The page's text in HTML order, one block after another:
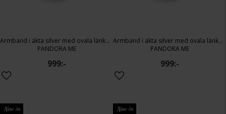
Armband i äkta silver med ovala länkar 17,5 cm
PANDORA ME
999:-
Armband i äkta silver med ovala länkar 20 cm
PANDORA ME
999:-
New in New in